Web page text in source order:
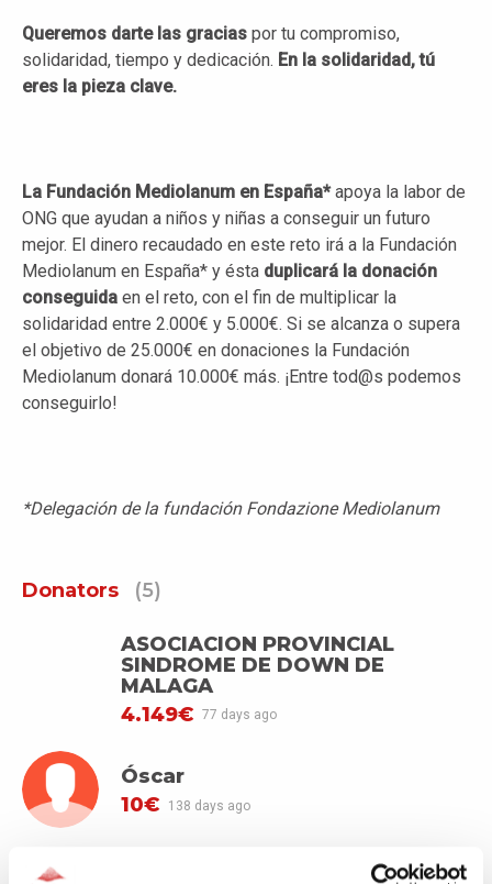
Queremos darte las gracias por tu compromiso,
solidaridad, tiempo y dedicación. En la solidaridad, tú
eres la pieza clave.
La Fundación Mediolanum en España*apoya la labor de
ONG que ayudan a niños y niñas a conseguir un futuro
mejor. El dinero recaudado en este reto irá a la Fundación
Mediolanum en España* y ésta duplicará la donación
conseguida en el reto, con el fin de multiplicar la
solidaridad entre 2.000€ y 5.000€. Si se alcanza o supera
el objetivo de 25.000€ en donaciones la Fundación
Mediolanum donará 10.000€ más. ¡Entre tod@s podemos
conseguirlo!
*Delegación de la fundación Fondazione Mediolanum
Donators (5)
ASOCIACION PROVINCIAL
SINDROME DE DOWN DE
MALAGA
4.149€ 77 days ago
Óscar
10€
138 days ago